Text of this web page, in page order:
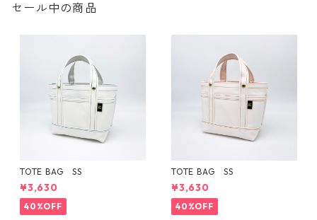
セール中の商品
TOTE BAG SS
¥3,630
40%OFF
TOTE BAG SS
¥3,630
40%OFF